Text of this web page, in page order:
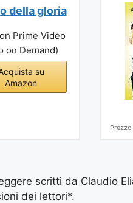
della gloria
Prime Video
on Demand)
su
Amazon
scritti da Claudio
dei lettori*.